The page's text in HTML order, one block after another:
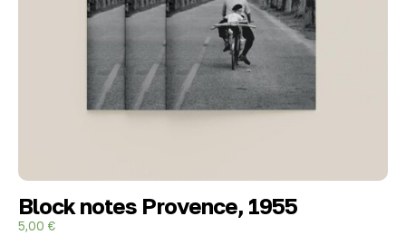
Block notes Provence, 1955
5,00 €